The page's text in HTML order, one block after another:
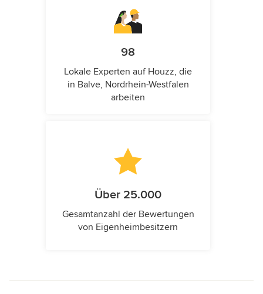
98
Lokale Experten auf Houzz, die
in Balve, Nordrhein-Westfalen
arbeiten
Über 25.000
Gesamtanzahl der Bewertungen
von Eigenheimbesitzern